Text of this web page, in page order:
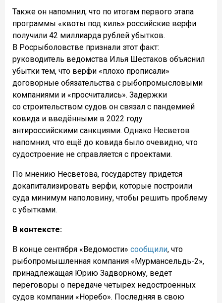
Также он напомнил, что по итогам первого этапа
программы «квоты под киль» российские верфи
получили 42 миллиарда рублей убытков.
В Росрыболовстве признали этот факт:
руководитель ведомства Илья Шестаков объяснил
убытки тем, что верфи «плохо прописали»
договорные обязательства с рыбопромысловыми
компаниями и «просчитались». Задержки
со строительством судов он связал с пандемией
ковида и введёнными в 2022 году
антироссийскими санкциями. Однако Несветов
напомнил, что ещё до ковида было очевидно, что
судостроение не справляется с проектами.
По мнению Несветова, государству придется
докапитализировать верфи, которые построили
суда минимум наполовину, чтобы решить проблему
с убытками.
В контексте:
В конце сентября «Ведомости» сообщили, что
рыбопромышленная компания «Мурмансельдь-2»,
принадлежащая Юрию Задворному, ведет
переговоры о передаче четырех недостроенных
судов компании «Норебо». Последняя в свою